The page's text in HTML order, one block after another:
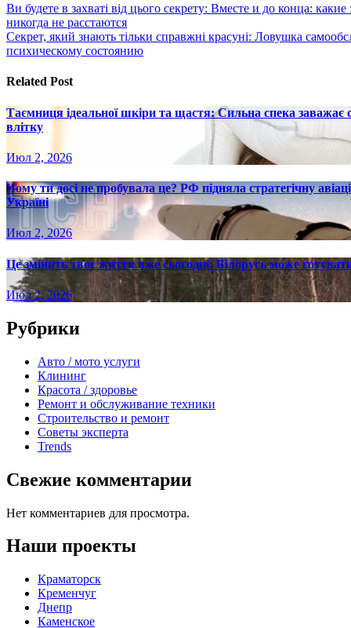
Навигация
по
записям
Ви будете в захваті від цього секрету: Вместе и до конца:
никогда не расстаются
Секрет, який знають тільки справжні красуні: Ловушка
психическому состоянию
Related Post
Таємниця ідеальної шкіри та щастя: Сильна спека
влітку
Июл 2, 2026
Чому ти досі не пробувала це? РФ підняла стратегічну
Україні
Июл 2, 2026
Це змінить твоє життя вже сьогодні: Білорусь може
Июл 2, 2026
Рубрики
Авто / мото услуги
Клининг
Красота / здоровье
Ремонт и обслуживание техники
Строительство и ремонт
Советы эксперта
Trends
Свежие комментарии
Нет комментариев для просмотра.
Наши проекты
Краматорск
Кременчуг
Днепр
Каменское